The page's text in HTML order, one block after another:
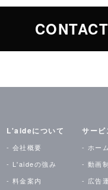
L'aideについて
会社概要
L'aideの強み
料金案内
サービ
ホー
動画
広告